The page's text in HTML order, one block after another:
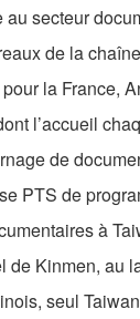
secteur
de la
la France,
l’accueil
de
PTS de
à
de Kinmen, au
seul